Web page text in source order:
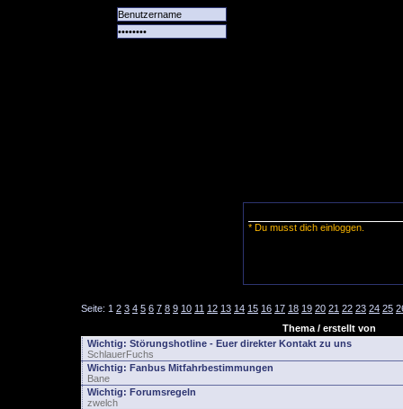
* Du musst dich einloggen.
Seite: 1 2 3 4 5 6 7 8 9 10 11 12 13 14 15 16 17 18 19 20 21 22 23 24 25
Thema / erstellt von
Wichtig: Störungshotline - Euer direkter Kontakt zu uns
SchlauerFuchs
Wichtig: Fanbus Mitfahrbestimmungen
Bane
Wichtig: Forumsregeln
zwelch